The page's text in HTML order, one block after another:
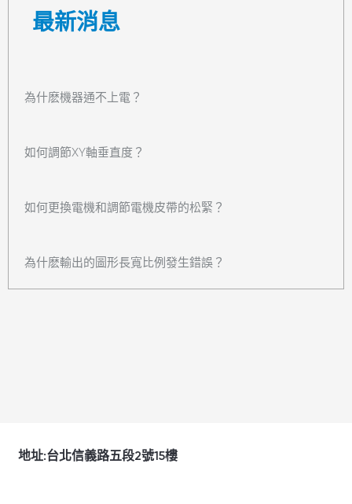
最新消息
為什麽機器通不上電？
如何調節XY軸垂直度？
如何更換電機和調節電機皮帶的松緊？
為什麽輸出的圖形長寬比例發生錯誤？
地址:台北信義路五段2號15樓